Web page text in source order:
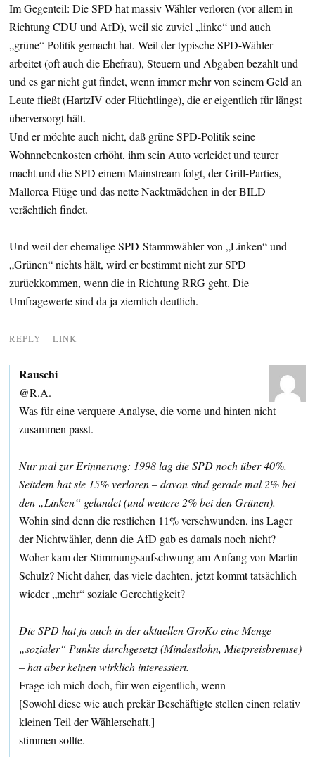
Im Gegenteil: Die SPD hat massiv Wähler verloren (vor allem in
Richtung CDU und AfD), weil sie zuviel „linke“ und auch
„grüne“ Politik gemacht hat. Weil der typische SPD-Wähler
arbeitet (oft auch die Ehefrau), Steuern und Abgaben bezahlt und
und es gar nicht gut findet, wenn immer mehr von seinem Geld an
Leute fließt (HartzIV oder Flüchtlinge), die er eigentlich für längst
überversorgt hält.
Und er möchte auch nicht, daß grüne SPD-Politik seine
Wohnnebenkosten erhöht, ihm sein Auto verleidet und teurer
macht und die SPD einem Mainstream folgt, der Grill-Parties,
Mallorca-Flüge und das nette Nacktmädchen in der BILD
verächtlich findet.
Und weil der ehemalige SPD-Stammwähler von „Linken“ und
„Grünen“ nichts hält, wird er bestimmt nicht zur SPD
zurückkommen, wenn die in Richtung RRG geht. Die
Umfragewerte sind da ja ziemlich deutlich.
REPLY LINK
Rauschi
@R.A.
Was für eine verquere Analyse, die vorne und hinten nicht
zusammen passt.
Nur mal zur Erinnerung: 1998 lag die SPD noch über 40%.
Seitdem hat sie 15% verloren – davon sind gerade mal 2% bei
den „Linken“ gelandet (und weitere 2% bei den Grünen).
Wohin sind denn die restlichen 11% verschwunden, ins Lager
der Nichtwähler, denn die AfD gab es damals noch nicht?
Woher kam der Stimmungsaufschwung am Anfang von Martin
Schulz? Nicht daher, das viele dachten, jetzt kommt tatsächlich
wieder „mehr“ soziale Gerechtigkeit?
Die SPD hat ja auch in der aktuellen GroKo eine Menge
„sozialer“ Punkte durchgesetzt (Mindestlohn, Mietpreisbremse)
– hat aber keinen wirklich interessiert.
Frage ich mich doch, für wen eigentlich, wenn
[Sowohl diese wie auch prekär Beschäftigte stellen einen relativ
kleinen Teil der Wählerschaft.]
stimmen sollte.